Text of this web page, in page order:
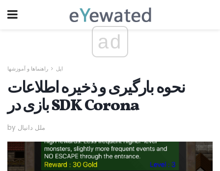
ad
اپل راهنماها و آموزشها
نحوه بارگیری و ذخیره اطلاعات
بازی در SDK Corona
by ملل دانیال